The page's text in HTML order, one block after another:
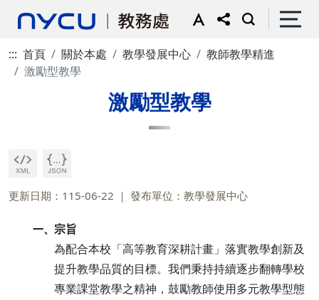
::: 首頁 關於本處 教學發展中心
教師教學精進
激勵型教學
激勵型教學
更新日期：115-06-22 發布單位：教學發展中心
一、 宗旨
為配合本校「高等教育深耕計畫」落實教學創新及
提升教學品質的目標。我們秉持持續逐步翻轉學校
專業課堂教學之精神，鼓勵教師使用多元教學型態